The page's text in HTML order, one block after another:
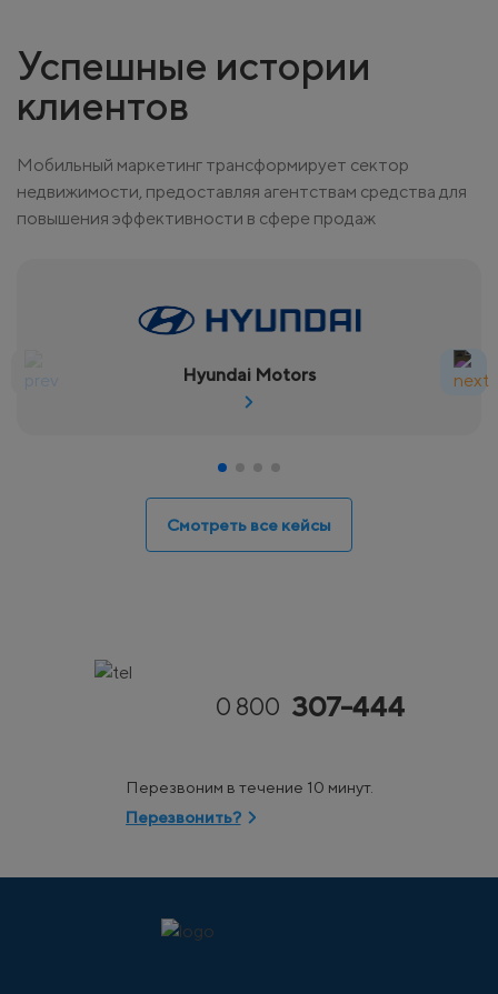
Успешные истории
клиентов
Мобильный маркетинг трансформирует сектор
недвижимости, предоставляя агентствам средства для
повышения эффективности в сфере продаж
Hyundai Motors
Смотреть все кейсы
0 800 307-444
Перезвоним в течение 10 минут.
Перезвонить?